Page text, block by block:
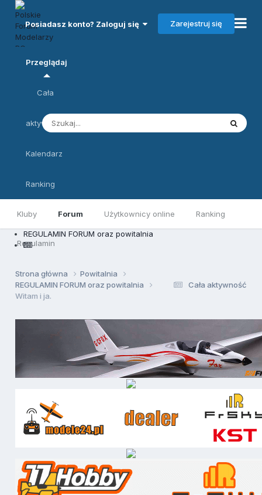
Posiadasz konto? Zaloguj się Zarejestruj się
Przeglądaj
Kluby Forum Użytkownicy online Ranking
Regulamin
Cała
aktywność
Kalendarz
Ranking
REGULAMIN FORUM oraz powitalnia
Cała aktywność
Strona główna
Powitalnia
REGULAMIN FORUM oraz powitalnia
Witam i ja.